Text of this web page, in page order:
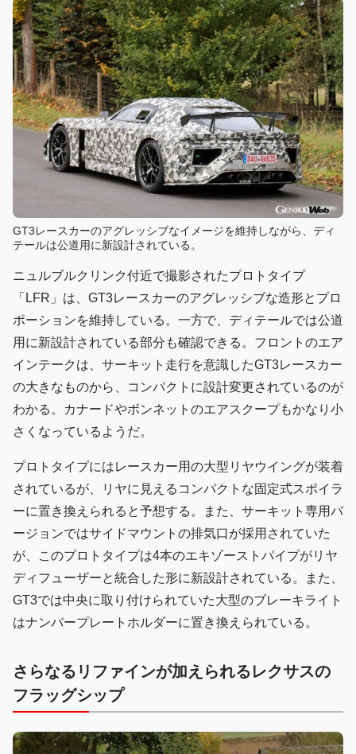
GT3レースカーのアグレッシブなイメージを維持しながら、ディ
テールは公道用に新設計されている。
ニュルブルクリンク付近で撮影されたプロトタイプ
「LFR」は、GT3レースカーのアグレッシブな造形とプロ
ポーションを維持している。一方で、ディテールでは公道
用に新設計されている部分も確認できる。フロントのエア
インテークは、サーキット走行を意識したGT3レースカー
の大きなものから、コンパクトに設計変更されているのが
わかる。カナードやボンネットのエアスクープもかなり小
さくなっているようだ。
プロトタイプにはレースカー用の大型リヤウイングが装着
されているが、リヤに見えるコンパクトな固定式スポイラ
ーに置き換えられると予想する。また、サーキット専用バ
ージョンではサイドマウントの排気口が採用されていた
が、このプロトタイプは4本のエキゾーストパイプがリヤ
ディフューザーと統合した形に新設計されている。また、
GT3では中央に取り付けられていた大型のブレーキライト
はナンバープレートホルダーに置き換えられている。
さらなるリファインが加えられるレクサスの
フラッグシップ